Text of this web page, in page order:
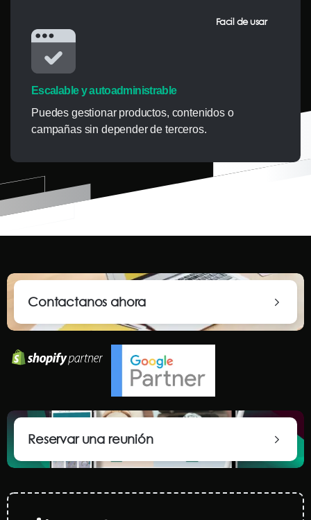
Facil de usar
Escalable y autoadministrable
Puedes gestionar productos, contenidos o
campañas sin depender de terceros.
Contactanos ahora
Reservar una reunión